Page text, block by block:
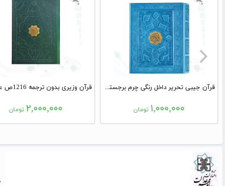
قرآن جیبی تحریر داخل رنگی چرم برجسته جعبه دار با پلاک
۱,۰۰۰,۰۰۰ تومان ۲,۰۰۰,۰۰۰ تومان